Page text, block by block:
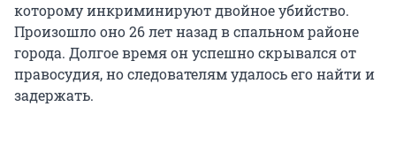
которому инкриминируют двойное убийство.
Произошло оно 26 лет назад в спальном районе
города. Долгое время он успешно скрывался от
правосудия, но следователям удалось его найти и
задержать.